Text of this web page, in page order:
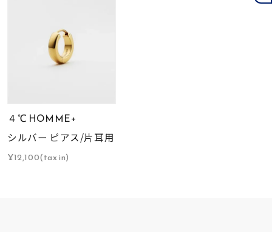
４℃ HOMME+
シルバー ピアス/片耳用
¥12,100(tax in)